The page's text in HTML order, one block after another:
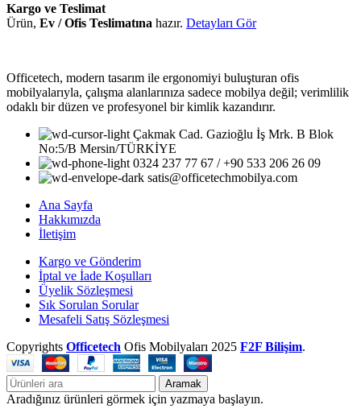
Kargo ve Teslimat
Ürün, Ev / Ofis Teslimatına hazır. Detayları Gör
Officetech, modern tasarım ile ergonomiyi buluşturan ofis
mobilyalarıyla, çalışma alanlarınıza sadece mobilya değil; verimlilik
odaklı bir düzen ve profesyonel bir kimlik kazandırır.
Çakmak Cad. Gazioğlu İş Mrk. B Blok
No:5/B Mersin/TÜRKİYE
0324 237 77 67 / +90 533 206 26 09
satis@officetechmobilya.com
Ana Sayfa
Hakkımızda
İletişim
Kargo ve Gönderim
İptal ve İade Koşulları
Üyelik Sözleşmesi
Sık Sorulan Sorular
Mesafeli Satış Sözleşmesi
Copyrights Officetech Ofis Mobilyaları 2025 F2F Bilişim.
Aramak
Aradığınız ürünleri görmek için yazmaya başlayın.